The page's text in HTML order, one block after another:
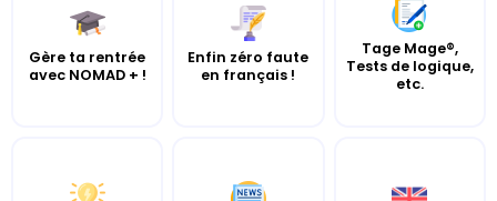
Gère ta rentrée
avec NOMAD + !
Enfin zéro faute
en français !
Tage Mage®,
Tests de logique,
etc.